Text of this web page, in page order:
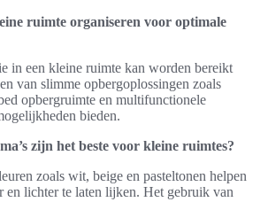
ruimte organiseren voor optimale
in een kleine ruimte kan worden bereikt
van slimme opbergoplossingen zoals
opbergruimte en multifunctionele
bieden.
zijn het beste voor kleine ruimtes?
zoals wit, beige en pasteltonen helpen
en lichter te laten lijken. Het gebruik van